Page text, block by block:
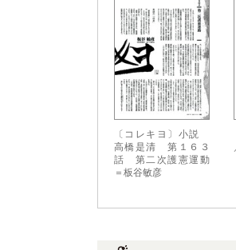
〔コレキヨ〕小説
高橋是清 第１６３
話 第二次護憲運動
＝板谷敏彦